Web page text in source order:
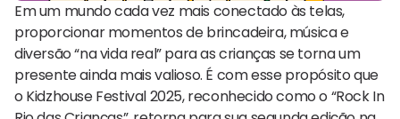
Em um mundo cada vez mais conectado às telas,
proporcionar momentos de brincadeira, música e
diversão “na vida real” para as crianças se torna um
presente ainda mais valioso. É com esse propósito que
o Kidzhouse Festival 2025, reconhecido como o “Rock In